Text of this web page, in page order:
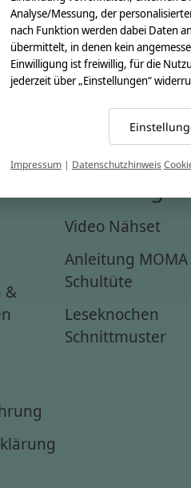
&
Video Nähset
Anleitung MOMA
Schultüte
Leseknochen
Schnittmuster
Analyse/Messung, der
nach Funktion werden dabei Daten
übermittelt, in denen kein
Einwilligung ist freiwillig, für die
jederzeit über „Einstellungen“
Impressum | Datenschutzhinweis